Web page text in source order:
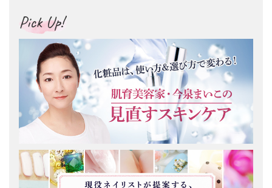
Pick Up!